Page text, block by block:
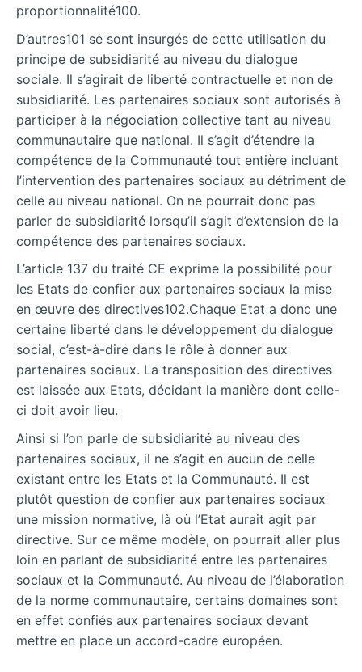
proportionnalité100.
D’autres101 se sont insurgés de cette utilisation du
principe de subsidiarité au niveau du dialogue
sociale. Il s’agirait de liberté contractuelle et non de
subsidiarité. Les partenaires sociaux sont autorisés à
participer à la négociation collective tant au niveau
communautaire que national. Il s’agit d’étendre la
compétence de la Communauté tout entière incluant
l’intervention des partenaires sociaux au détriment de
celle au niveau national. On ne pourrait donc pas
parler de subsidiarité lorsqu’il s’agit d’extension de la
compétence des partenaires sociaux.
L’article 137 du traité CE exprime la possibilité pour
les Etats de confier aux partenaires sociaux la mise
en œuvre des directives102.Chaque Etat a donc une
certaine liberté dans le développement du dialogue
social, c’est-à-dire dans le rôle à donner aux
partenaires sociaux. La transposition des directives
est laissée aux Etats, décidant la manière dont celle-
ci doit avoir lieu.
Ainsi si l’on parle de subsidiarité au niveau des
partenaires sociaux, il ne s’agit en aucun de celle
existant entre les Etats et la Communauté. Il est
plutôt question de confier aux partenaires sociaux
une mission normative, là où l’Etat aurait agit par
directive. Sur ce même modèle, on pourrait aller plus
loin en parlant de subsidiarité entre les partenaires
sociaux et la Communauté. Au niveau de l’élaboration
de la norme communautaire, certains domaines sont
en effet confiés aux partenaires sociaux devant
mettre en place un accord-cadre européen.